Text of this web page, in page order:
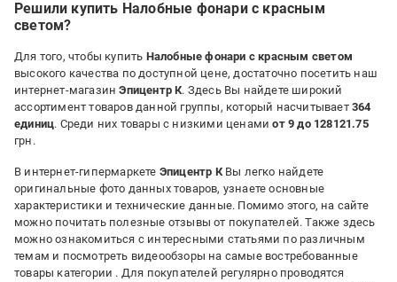
Недостатки:
Безліч Все зазначено в коментарі
Решили купить Налобные фонари с красным
светом?
Для того, чтобы купить Налобные фонари с красным светом
высокого качества по доступной цене, достаточно посетить наш
интернет-магазинЭпицентр К. Здесь Вы найдете широкий
ассортимент товаров данной группы, который насчитывает364
единиц. Среди них товары с низкими ценамиот 9 до 128121.75
грн.
В интернет-гипермаркете Эпицентр КВы легко найдете
оригинальные фото данных товаров, узнаете основные
характеристики и технические данные. Помимо этого, на сайте
можно почитать полезные отзывы от покупателей. Также здесь
можно ознакомиться с интересными статьями по различным
темам и посмотреть видеообзоры на самые востребованные
товары категории . Для покупателей регулярно проводятся